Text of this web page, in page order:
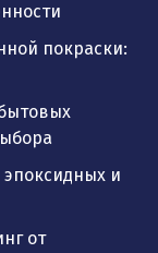
покраски:
и
от